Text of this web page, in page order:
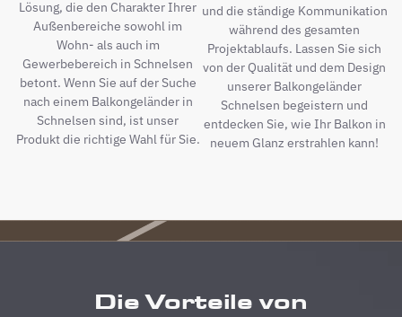
Lösung, die den Charakter Ihrer
Außenbereiche sowohl im
Wohn- als auch im
Gewerbebereich in Schnelsen
betont. Wenn Sie auf der Suche
nach einem Balkongeländer in
Schnelsen sind, ist unser
Produkt die richtige Wahl für Sie.
und die ständige Kommunikation
während des gesamten
Projektablaufs. Lassen Sie sich
von der Qualität und dem Design
unserer Balkongeländer
Schnelsen begeistern und
entdecken Sie, wie Ihr Balkon in
neuem Glanz erstrahlen kann!
Die Vorteile von